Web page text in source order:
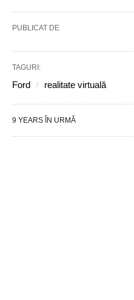
PUBLICAT DE
TAGURI:
Ford realitate virtuală
9 YEARS ÎN URMĂ